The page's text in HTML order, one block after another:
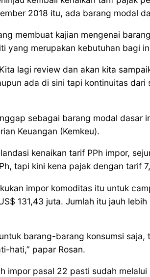
2018 itu, ada barang modal
membuat kajian mengenai
yang merupakan kebutuhan bagi
lagi review dan akan kita
ada di sini tapi kontinuitas
sebagai barang modal dasar
Keuangan (Kemkeu).
kenaikan tarif PPh impor,
tapi kini kena pajak dengan tarif
impor komoditas itu untuk
131,43 juta. Jumlah itu jauh
barang-barang konsumsi
hati,” papar Rosan.
impor pasal 22 pasti sudah